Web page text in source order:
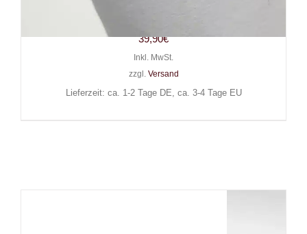
39,90€
Inkl. MwSt.
zzgl. Versand
Lieferzeit: ca. 1-2 Tage DE, ca. 3-4 Tage EU